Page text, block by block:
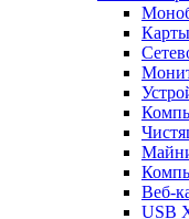
Веб-
USB